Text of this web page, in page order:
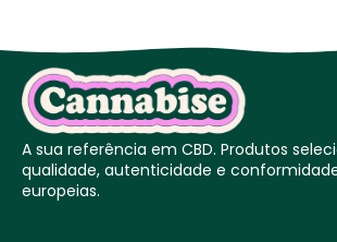
A sua referência em CBD. Produtos
qualidade, autenticidade e
europeias.